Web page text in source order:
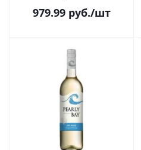
979.99руб./шт